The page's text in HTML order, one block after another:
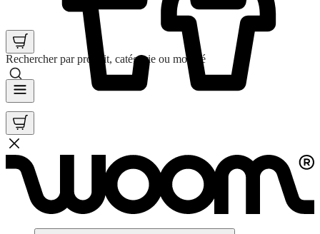
Rechercher par produit, catégorie ou mot clé